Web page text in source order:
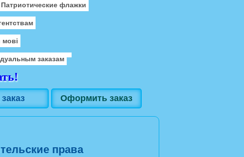
Патриотические флажки
мові
заказам
Оформить заказ
права